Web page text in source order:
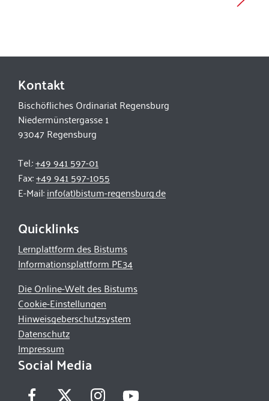
Kontakt
Bischöfliches Ordinariat Regensburg
Niedermünstergasse 1
93047 Regensburg
Tel.:+49 941 597-01
Fax:+49 941 597-1055
E-Mail:info(at)bistum-regensburg.de
Quicklinks
Lernplattform des Bistums
Informationsplattform PE34
Die Online-Welt des Bistums
Cookie-Einstellungen
Hinweisgeberschutzsystem
Datenschutz
Impressum
Social Media